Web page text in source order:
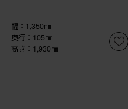
幅：1,350㎜
奥行：105㎜
高さ：1,930㎜